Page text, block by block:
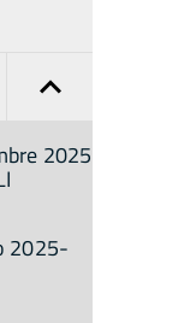
2025
2025-